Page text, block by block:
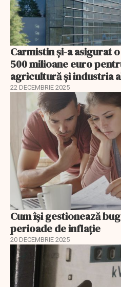
Carmistin și-a asigurat
500 milioane euro
agricultură și industria
22 DECEMBRIE 2025
Cum își gestionează
perioade de inflație
20 DECEMBRIE 2025